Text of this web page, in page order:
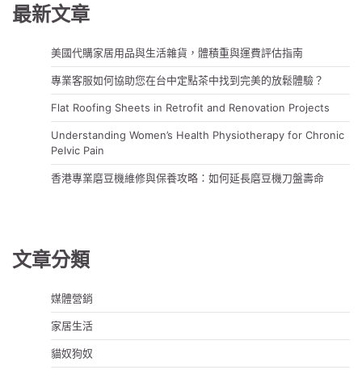
最新文章
美國代購家居用品與生活雜貨，體積重與運費評估指南
專業客服如何協助您在台中定點茶中找到完美的放鬆體驗？
Flat Roofing Sheets in Retrofit and Renovation Projects
Understanding Women’s Health Physiotherapy for Chronic
Pelvic Pain
香港專業磨豆機維修與保養攻略：如何延長磨豆機刀盤壽命
文章分類
媒體營銷
家居生活
貓奴狗奴